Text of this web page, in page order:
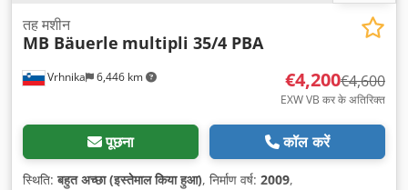
Vrhnika 6,446 km
तह मशीन
MB Bäuerle multipli 35/4 PBA
€4,200€4,600
EXW VB कर के अतिरिक्त
पूछना कॉल करें
स्थिति:बहुत अच्छा (इस्तेमाल किया हुआ), निर्माण वर्ष: 2009,